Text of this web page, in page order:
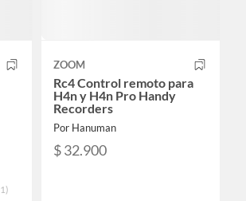
ZOOM
Rc4 Control remoto para
H4n y H4n Pro Handy
Recorders
Por Hanuman
$ 32.900